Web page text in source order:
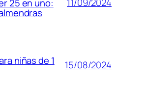
25 en uno:
niñas de 1 15/08/2024